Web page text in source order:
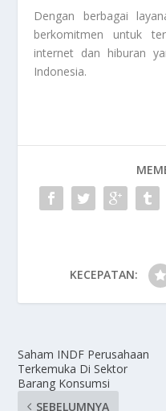
Dengan berbagai
berkomitmen untuk
internet dan hiburan
Indonesia.
KECEPATAN:
Saham INDF Perusahaan
Terkemuka Di Sektor
Barang Konsumsi
SEBELUMNYA